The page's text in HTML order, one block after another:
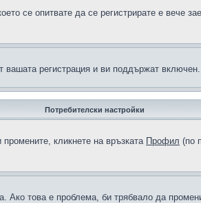
се опитвате да се регистрирате е вече
вашата регистрация и ви поддържат включен.
Потребителски настройки
кликнете на връзката Профил (по
Ако това е проблема, би трябвало да